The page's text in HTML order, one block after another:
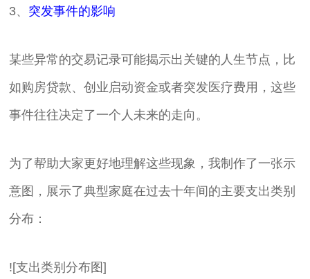
3、 突发事件的影响
某些异常的交易记录可能揭示出关键的人生节点，比
如购房贷款、创业启动资金或者突发医疗费用，这些
事件往往决定了一个人未来的走向。
为了帮助大家更好地理解这些现象，我制作了一张示
意图，展示了典型家庭在过去十年间的主要支出类别
分布：
![支出类别分布图]